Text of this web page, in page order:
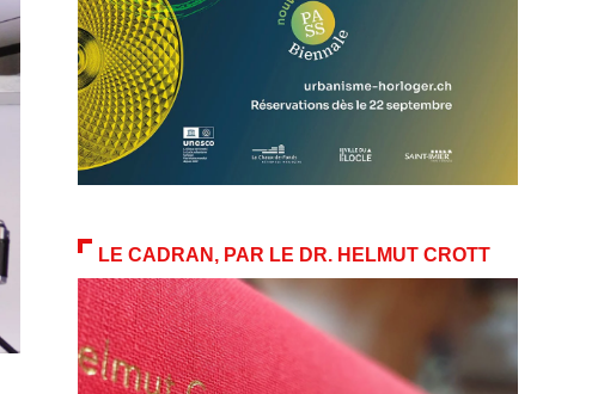
LE CADRAN, PAR LE DR. HELMUT CROTT